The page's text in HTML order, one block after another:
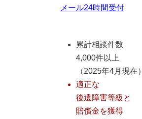
メール24時間受付
累計相談件数
4,000件以上
（2025年4月現在）
適正な
後遺障害等級と
賠償金を獲得